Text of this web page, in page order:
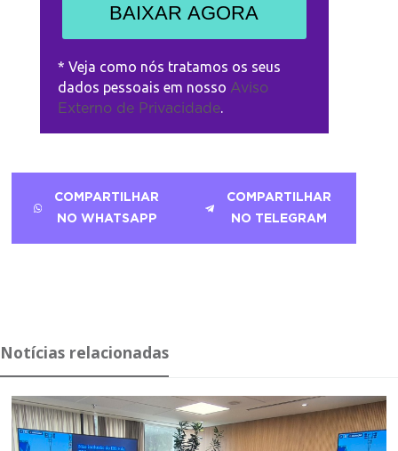
BAIXAR AGORA
* Veja como nós tratamos os seus
dados pessoais em nosso Aviso
Externo de Privacidade.
COMPARTILHAR
NO WHATSAPP
COMPARTILHAR
NO TELEGRAM
Notícias relacionadas